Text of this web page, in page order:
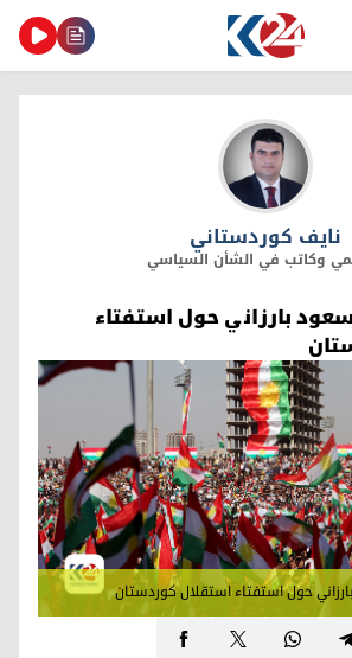
نايف كوردستاني
نايف كوردستاني
وكاتب في الشأن السياسي
بارزاني حول استفتاء
حول استفتاء استقلال كوردستان